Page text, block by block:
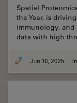
Spatial
the Year, is
immunology,
data with high
Jun 10, 2025